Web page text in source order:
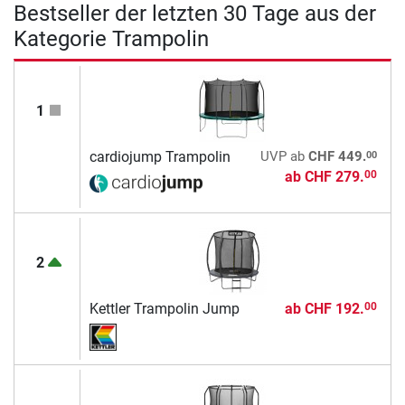
Bestseller der letzten 30 Tage aus der
Kategorie Trampolin
1
cardiojump Trampolin UVPab CHF 449.00
ab CHF 279.00
2
Kettler Trampolin Jump ab CHF 192.00